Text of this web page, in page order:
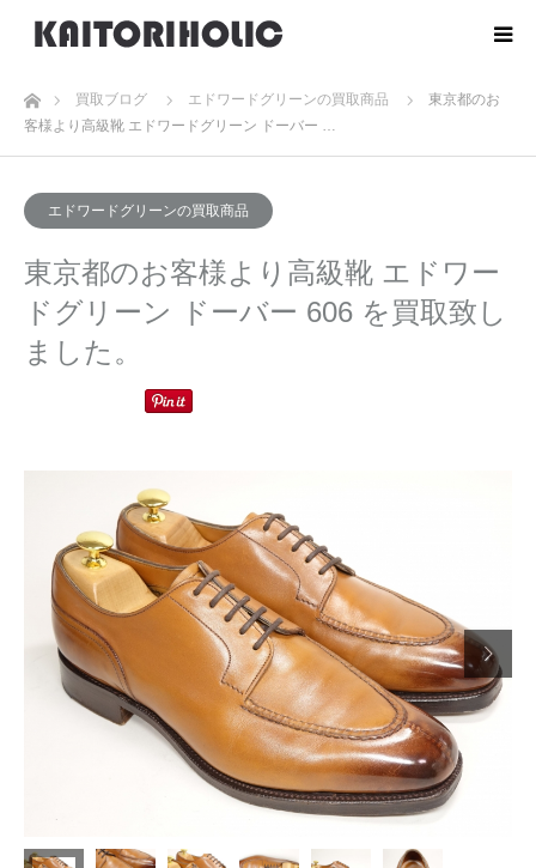
ホーム買取ブログ エドワードグリーンの買取商品
東京都のお
客様より高級靴 エドワードグリーン ドーバー …
エドワードグリーンの買取商品
東京都のお客様より高級靴 エドワー
ドグリーン ドーバー 606 を買取致し
ました。
